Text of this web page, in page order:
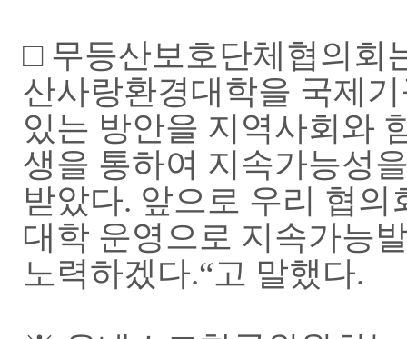
□ 무등산보호단체협의회
산사랑환경대학을 국제
있는 방안을 지역사회와
생을 통하여 지속가능성
받았다. 앞으로 우리 협
대학 운영으로 지속가능
노력하겠다.“고 말했다.